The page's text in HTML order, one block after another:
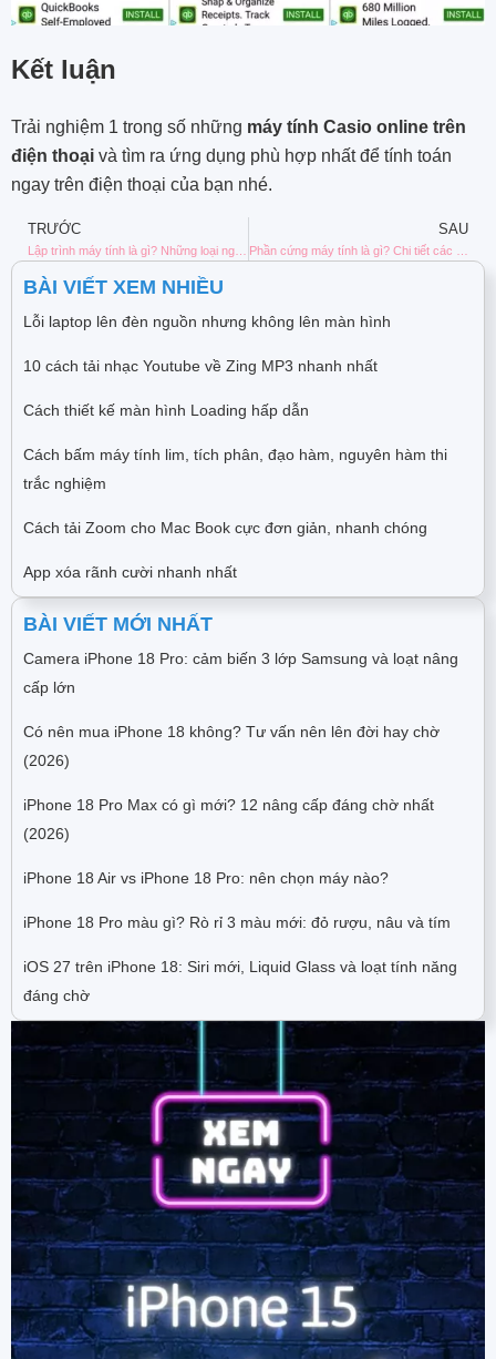
Kết luận
Trải nghiệm 1 trong số những máy tính Casio online trên
điện thoại và tìm ra ứng dụng phù hợp nhất để tính toán
ngay trên điện thoại của bạn nhé.
TRƯỚC SAU
BÀI VIẾT XEM NHIỀU
Lỗi laptop lên đèn nguồn nhưng không lên màn hình
10 cách tải nhạc Youtube về Zing MP3 nhanh nhất
Cách thiết kế màn hình Loading hấp dẫn
Cách bấm máy tính lim, tích phân, đạo hàm, nguyên hàm thi
trắc nghiệm
Cách tải Zoom cho Mac Book cực đơn giản, nhanh chóng
App xóa rãnh cười nhanh nhất
BÀI VIẾT MỚI NHẤT
Camera iPhone 18 Pro: cảm biến 3 lớp Samsung và loạt nâng
cấp lớn
Có nên mua iPhone 18 không? Tư vấn nên lên đời hay chờ
(2026)
iPhone 18 Pro Max có gì mới? 12 nâng cấp đáng chờ nhất
(2026)
iPhone 18 Air vs iPhone 18 Pro: nên chọn máy nào?
iPhone 18 Pro màu gì? Rò rỉ 3 màu mới: đỏ rượu, nâu và tím
iOS 27 trên iPhone 18: Siri mới, Liquid Glass và loạt tính năng
đáng chờ